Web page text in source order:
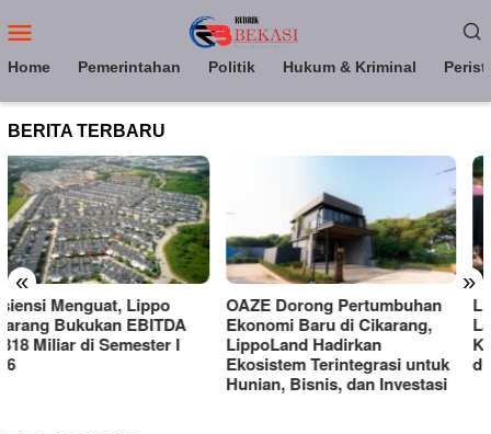
ke
Mobile
Home Pemerintahan Politik Hukum & Kriminal
BERITA TERBARU
« »
I
OAZE Dorong Pertumbuhan
Ekonomi Baru di Cikarang,
LippoLand Hadirkan
Ekosistem Terintegrasi untuk
Hunian, Bisnis, dan Investasi
LippoLand Hadirkan
Lakeside Homes, Bidik
Kebutuhan Hunian
di Cikarang